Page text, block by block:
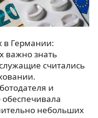
в Германии:
важно знать
считались
и
обеспечивала
небольших